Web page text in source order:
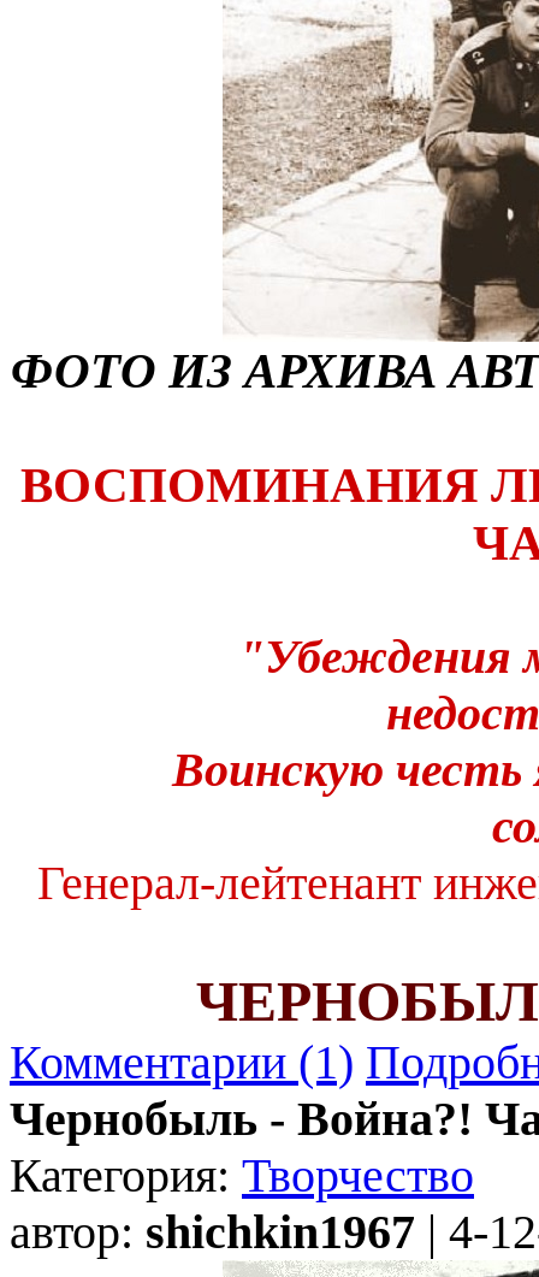
ФОТО ИЗ АРХИВА
ВОСПОМИНАНИЯ
"Убеждения
Воинскую честь
Генерал-лейтенант
Комментарии (1)
Чернобыль - Война?!
Категория: Творчество
автор: shichkin1967 | 4-